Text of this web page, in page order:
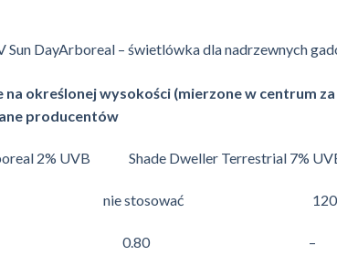
DayArboreal – świetlówka dla nadrzewnych
określonej wysokości (mierzone w centrum
producentów
2% UVB Shade Dweller Terrestrial 7%
stosować 120 µW/
0.65 0.80 –